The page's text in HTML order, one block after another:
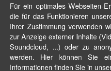
Für ein optimales Webseiten-
die für das Funktionieren
Ihrer Zustimmung verwenden
zur Anzeige externer Inhalte
Soundcloud, ...) oder zu
werden. Hier können Sie
Informationen finden Sie in